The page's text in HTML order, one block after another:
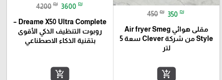
450 ₪ 350 ₪
مقلى هوائي Air fryer Smeg
Style من شركة Clever سعة 5
لتر
add_shopping_cart
4200 ₪ 3600 ₪
Dreame X50 Ultra Complete –
روبوت التنظيف الذكي الأقوى
بتقنية الذكاء الاصطناعي
add_shopping_cart